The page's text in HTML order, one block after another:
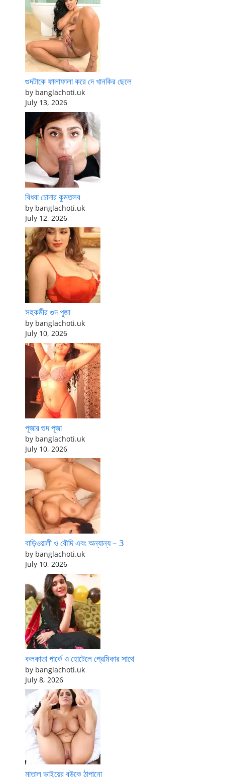
গুদটাকে ফালাফালা করে দে খানকির ছেলে
by banglachoti.uk
July 13, 2026
বিধবা চোদার কুমতলব
by banglachoti.uk
July 12, 2026
সহকর্মীর গুদ পূজা
by banglachoti.uk
July 10, 2026
পূজার গুদ পূজা
by banglachoti.uk
July 10, 2026
বাড়িওয়ালী ও বৌদি এবং অন্যান্য – 3
by banglachoti.uk
July 10, 2026
কলকাতা পার্কে ও হোটেলে প্রেমিকার সাথে
by banglachoti.uk
July 8, 2026
মাতাল ভাইয়ের বউকে ঠাপানো